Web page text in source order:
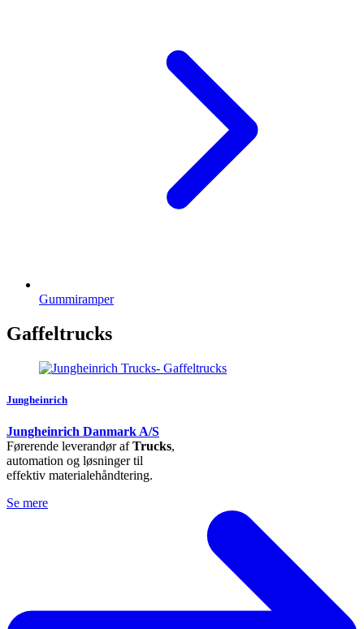
Gummiramper
Gaffeltrucks
Jungheinrich
Jungheinrich Danmark A/S
Førerende leverandør afTrucks,
automation og løsninger til
effektiv materialehåndtering.
Se mere